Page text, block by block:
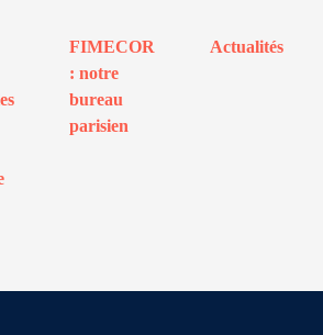
FIMECOR
: notre
bureau
parisien
Actualités